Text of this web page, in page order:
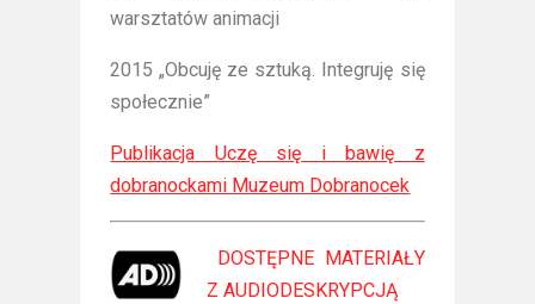
warsztatów animacji
2015 „Obcuję ze sztuką. Integruję się
społecznie”
Publikacja Uczę się i bawię z
dobranockami Muzeum Dobranocek
DOSTĘPNE MATERIAŁY
ZAUDIODESKRYPCJĄ